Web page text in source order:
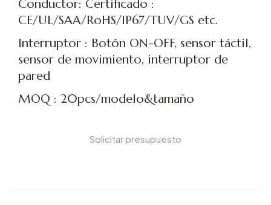
Conductor: Certificado :
CE/UL/SAA/RoHS/IP67/TUV/GS etc.
Interruptor : Botón ON-OFF, sensor táctil,
sensor de movimiento, interruptor de
pared
MOQ : 20pcs/modelo&tamaño
Solicitar presupuesto